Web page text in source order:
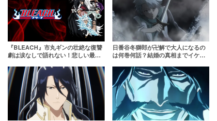
『BLEACH』市丸ギンの壮絶な復讐
劇は涙なしで語れない！悲しい最期
日番谷冬獅郎が卍解で大人になるの
は何巻何話？結婚の真相までイケメ
チ)】